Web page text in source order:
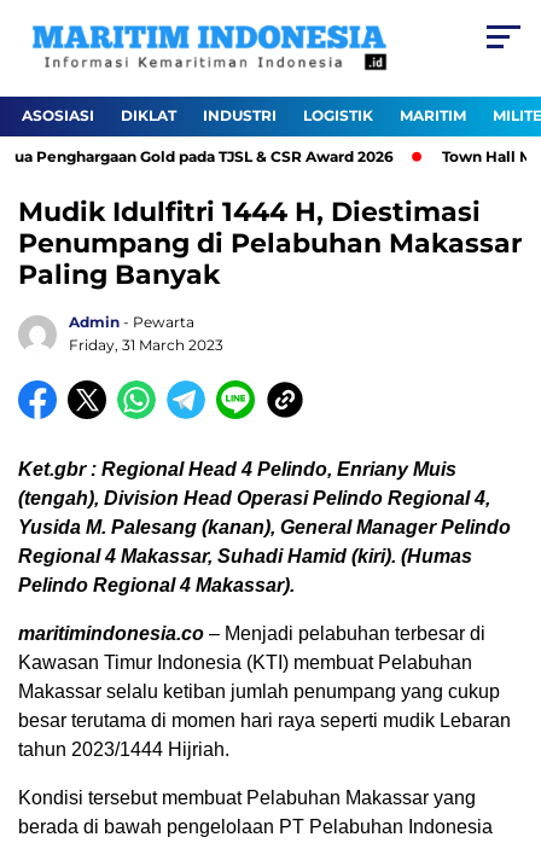
ASOSIASI DIKLAT INDUSTRI LOGISTIK MARITIM
Penghargaan Gold pada TJSL & CSR Award 2026 Town Hall
Mudik Idulfitri 1444 H, Diestimasi
Penumpang di Pelabuhan Makassar
Paling Banyak
Admin - Pewarta
Friday, 31 March 2023
Ket.gbr : Regional Head 4 Pelindo, Enriany Muis
(tengah), Division Head Operasi Pelindo Regional 4,
Yusida M. Palesang (kanan), General Manager Pelindo
Regional 4 Makassar, Suhadi Hamid (kiri). (Humas
Pelindo Regional 4 Makassar).
maritimindonesia.co – Menjadi pelabuhan terbesar di
Kawasan Timur Indonesia (KTI) membuat Pelabuhan
Makassar selalu ketiban jumlah penumpang yang cukup
besar terutama di momen hari raya seperti mudik Lebaran
tahun 2023/1444 Hijriah.
Kondisi tersebut membuat Pelabuhan Makassar yang
berada di bawah pengelolaan PT Pelabuhan Indonesia